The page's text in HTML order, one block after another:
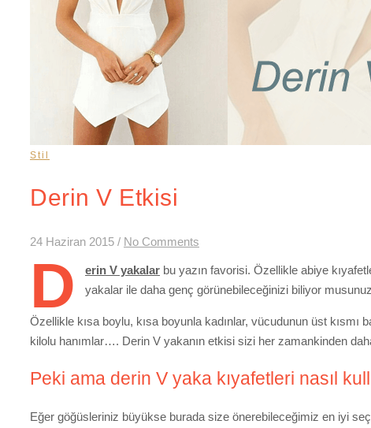
Stil
Derin V Etkisi
24 Haziran 2015 / No Comments
D erin V yakalar bu yazın favorisi. Özellikle abiye
yakalar ile daha genç görünebileceğinizi biliyor
Özellikle kısa boylu, kısa boyunla kadınlar, vücudunun üst
kilolu hanımlar…. Derin V yakanın etkisi sizi her zamankinden
Peki ama derin V yaka kıyafetleri nasıl
Eğer göğüsleriniz büyükse burada size önerebileceğimiz en iyi